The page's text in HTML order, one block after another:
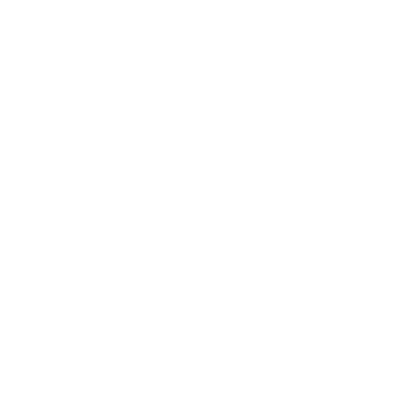
vin si bauturi alcoolice selectate la pranz si cina (toate produse